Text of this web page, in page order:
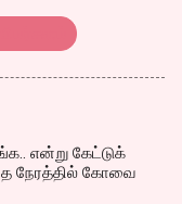
என்று கேட்டுக்
நேரத்தில் கோவை